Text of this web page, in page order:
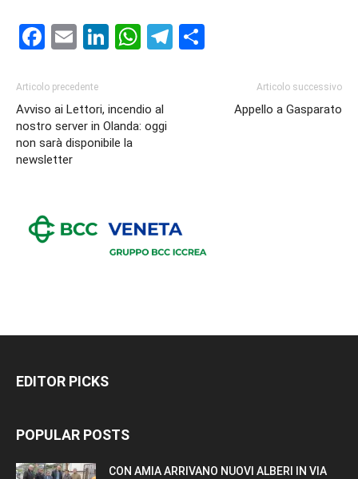
Facebook
EmailLinkedIn
WhatsApp
Telegram
Articolo precedente
Avviso ai Lettori, incendio al
nostro server in Olanda: oggi
non sarà disponibile la
newsletter
Articolo successivo
Appello a Gasparato
EDITOR PICKS
POPULAR POSTS
CON AMIA ARRIVANO NUOVI ALBERI IN VIA